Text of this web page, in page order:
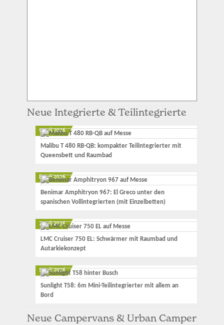
Neue Integrierte & Teilintegrierte
9. Juli 2026
Malibu T 480 RB-QB: kompakter Teilintegrierter mit
Queensbett und Raumbad
8. Juli 2026
Benimar Amphitryon 967: El Greco unter den
spanischen Vollintegrierten (mit Einzelbetten)
7. Juli 2026
LMC Cruiser 750 EL: Schwärmer mit Raumbad und
Autarkiekonzept
5. Juli 2026
Sunlight T58: 6m Mini-Teilintegrierter mit allem an
Bord
Neue Campervans & Urban Camper